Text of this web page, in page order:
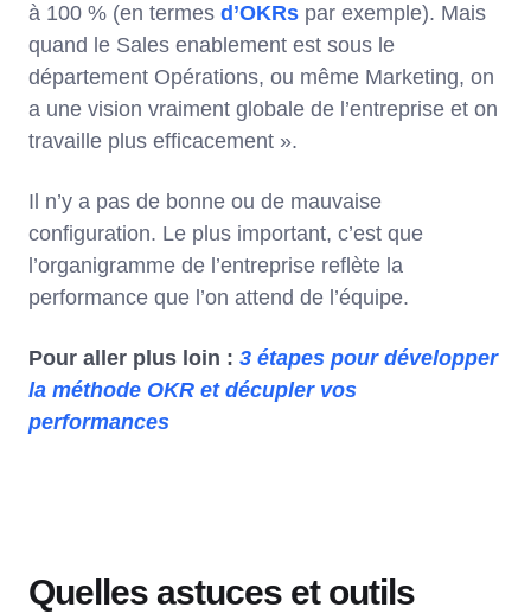
à 100 % (en termes d’OKRs par exemple). Mais
quand le Sales enablement est sous le
département Opérations, ou même Marketing, on
a une vision vraiment globale de l’entreprise et on
travaille plus efficacement ».
Il n’y a pas de bonne ou de mauvaise
configuration. Le plus important, c’est que
l’organigramme de l’entreprise reflète la
performance que l’on attend de l’équipe.
Pour aller plus loin : 3 étapes pour développer
la méthode OKR et décupler vos
performances
Quelles astuces et outils